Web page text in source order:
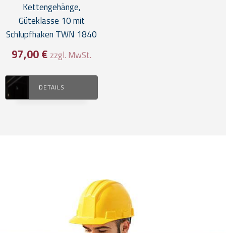
Kettengehänge,
Güteklasse 10 mit
Schlupfhaken TWN 1840
97,00€ zzgl. MwSt.
DETAILS